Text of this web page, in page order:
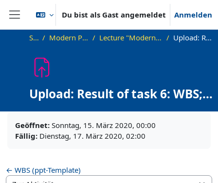
Zum Hauptinhalt
Website-Übersicht
Du bist als Gast angemeldet Anmelden
Startseite Modern Project Management in ICT, HUST Lecture "Modern Project Management in ICT", HUST, Hanoi, 2023 Upload: Result of task 6: WBS; Trello Board
Upload: Result of task 6: WBS;
Trello Board
Geöffnet: Sonntag, 15. März 2020, 00:00
Fällig: Dienstag, 17. März 2020, 02:00
← WBS (ppt-Template)